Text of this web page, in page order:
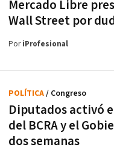
Mercado Libre
Wall Street por
PoriProfesional
Diputados activó
del BCRA y el
dos semanas
POLÍTICA/ Congreso